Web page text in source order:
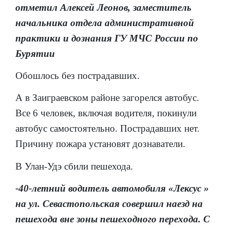
отметил Алексей Леонов, заместитель
начальника отдела административной
практики и дознания ГУ МЧС России по
Бурятии
Обошлось без пострадавших.
А в Заиграевском районе загорелся автобус.
Все 6 человек, включая водителя, покинули
автобус самостоятельно. Пострадавших нет.
Причину пожара установят дознаватели.
В Улан-Удэ сбили пешехода.
-40-летний водитель автомобиля «Лексус »
на ул. Севастопольская совершил наезд на
пешехода вне зоны пешеходного перехода. С